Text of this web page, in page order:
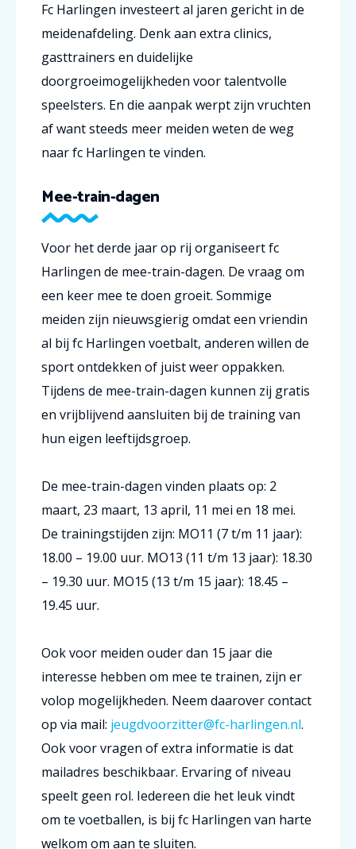
Fc Harlingen investeert al jaren gericht in de
meidenafdeling. Denk aan extra clinics,
gasttrainers en duidelijke
doorgroeimogelijkheden voor talentvolle
speelsters. En die aanpak werpt zijn vruchten
af want steeds meer meiden weten de weg
naar fc Harlingen te vinden.
Mee-train-dagen
Voor het derde jaar op rij organiseert fc
Harlingen de mee-train-dagen. De vraag om
een keer mee te doen groeit. Sommige
meiden zijn nieuwsgierig omdat een vriendin
al bij fc Harlingen voetbalt, anderen willen de
sport ontdekken of juist weer oppakken.
Tijdens de mee-train-dagen kunnen zij gratis
en vrijblijvend aansluiten bij de training van
hun eigen leeftijdsgroep.
De mee-train-dagen vinden plaats op: 2
maart, 23 maart, 13 april, 11 mei en 18 mei.
De trainingstijden zijn: MO11 (7 t/m 11 jaar):
18.00 – 19.00 uur. MO13 (11 t/m 13 jaar): 18.30
– 19.30 uur. MO15 (13 t/m 15 jaar): 18.45 –
19.45 uur.
Ook voor meiden ouder dan 15 jaar die
interesse hebben om mee te trainen, zijn er
volop mogelijkheden. Neem daarover contact
op via mail: jeugdvoorzitter@fc-harlingen.nl.
Ook voor vragen of extra informatie is dat
mailadres beschikbaar. Ervaring of niveau
speelt geen rol. Iedereen die het leuk vindt
om te voetballen, is bij fc Harlingen van harte
welkom om aan te sluiten.